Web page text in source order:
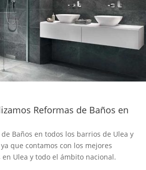
Reformas de Baños en
Baños en todos los barrios de Ulea y
que contamos con los mejores
en Ulea y todo el ámbito nacional.